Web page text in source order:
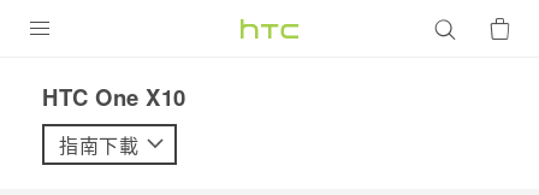
VIVE
HTC One X10‎
指南下載